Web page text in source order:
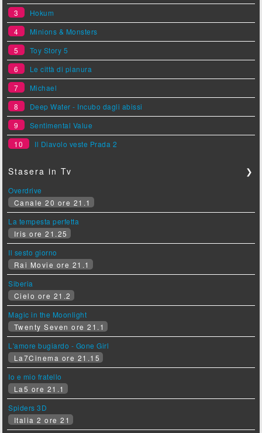
3
Hokum
4
Minions & Monsters
5
Toy Story 5
6
Le città di pianura
7
Michael
8
Deep Water - Incubo dagli abissi
9
Sentimental Value
10
Il Diavolo veste Prada 2
Stasera in Tv ❯
Overdrive
Canale 20 ore 21.1
La tempesta perfetta
Iris ore 21.25
Il sesto giorno
Rai Movie ore 21.1
Siberia
Cielo ore 21.2
Magic in the Moonlight
Twenty Seven ore 21.1
L'amore bugiardo - Gone Girl
La7Cinema ore 21.15
Io e mio fratello
La5 ore 21.1
Spiders 3D
Italia 2 ore 21